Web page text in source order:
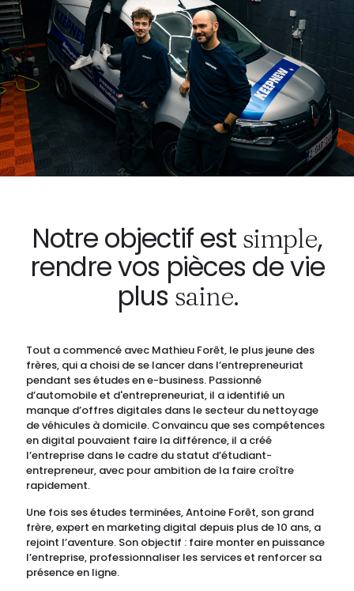
Notre objectif est simple,
rendre vos pièces de vie
plus saine.
Tout a commencé avec Mathieu Forêt, le plus jeune des
frères, qui a choisi de se lancer dans l’entrepreneuriat
pendant ses études en e-business. Passionné
d’automobile et d'entrepreneuriat, il a identifié un
manque d’offres digitales dans le secteur du nettoyage
de véhicules à domicile. Convaincu que ses compétences
en digital pouvaient faire la différence, il a créé
l’entreprise dans le cadre du statut d’étudiant-
entrepreneur, avec pour ambition de la faire croître
rapidement.
Une fois ses études terminées, Antoine Forêt, son grand
frère, expert en marketing digital depuis plus de 10 ans, a
rejoint l’aventure. Son objectif : faire monter en puissance
l’entreprise, professionnaliser les services et renforcer sa
présence en ligne.